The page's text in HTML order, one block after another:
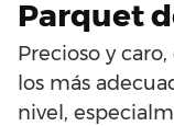
Parquet
Precioso y
los más
nivel,